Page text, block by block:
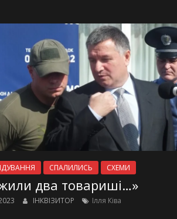
СПАЛИЛИСЬ СХЕМИ
два товариші…»
ІНКВІЗИТОР Ілля Ківа